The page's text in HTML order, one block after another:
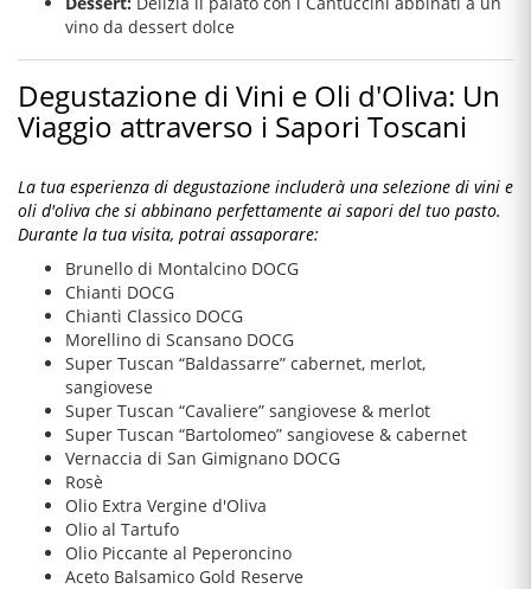
vino da dessert dolce
Degustazione di Vini e Oli d'Oliva: Un
Viaggio attraverso i Sapori Toscani
La tua esperienza di degustazione includerà una selezione di vini e
oli d'oliva che si abbinano perfettamente ai sapori del tuo pasto.
Durante la tua visita, potrai assaporare:
Brunello di Montalcino DOCG
Chianti DOCG
Chianti Classico DOCG
Morellino di Scansano DOCG
Super Tuscan “Baldassarre” cabernet, merlot,
sangiovese
Super Tuscan “Cavaliere” sangiovese & merlot
Super Tuscan “Bartolomeo” sangiovese & cabernet
Vernaccia di San Gimignano DOCG
Rosè
Olio Extra Vergine d'Oliva
Olio al Tartufo
Olio Piccante al Peperoncino
Aceto Balsamico Gold Reserve